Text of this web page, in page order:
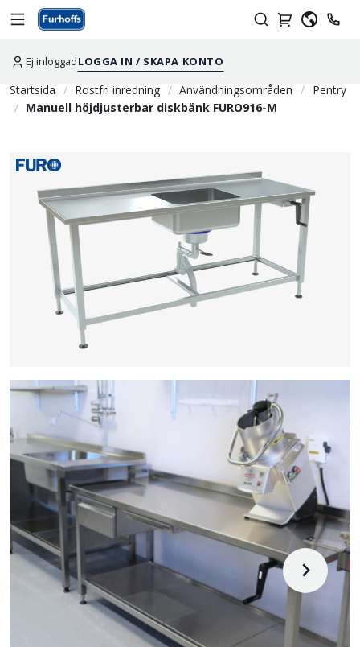
Ej inloggadLOGGA IN / SKAPA KONTO
Startsida Rostfri inredning Användningsområden
Pentry
Manuell höjdjusterbar diskbänk FURO916-M